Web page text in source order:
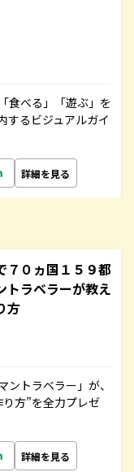
食べる」「遊ぶ」を
するビジュアルガイ
詳細を見る
０ヵ国１５９都
トラベラーが教え
方
トラベラー」が、
方”を全力プレゼ
詳細を見る